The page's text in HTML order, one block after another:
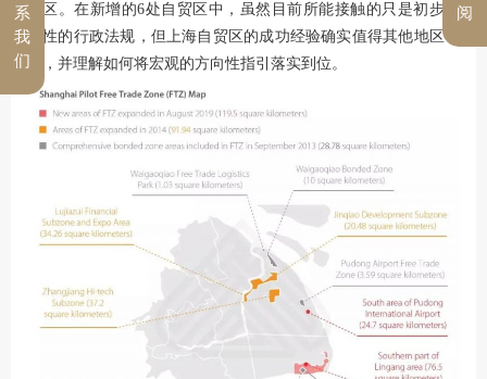
贸区。在新增的6处自贸区中，虽然目前所能接触的只是初步概
念性的行政法规，但上海自贸区的成功经验确实值得其他地区学
习，并理解如何将宏观的方向性指引落实到位。
阅
系
我
们